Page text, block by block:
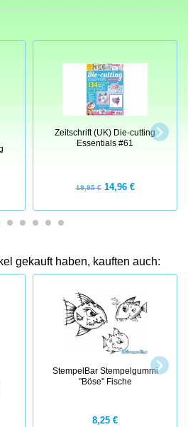
Zeitschrift (UK) Die-cutting
Essentials #61
19,95 €14,96 €
gekauft haben, kauften auch:
StempelBar Stempelgummi
"Böse" Fische
8,25 €